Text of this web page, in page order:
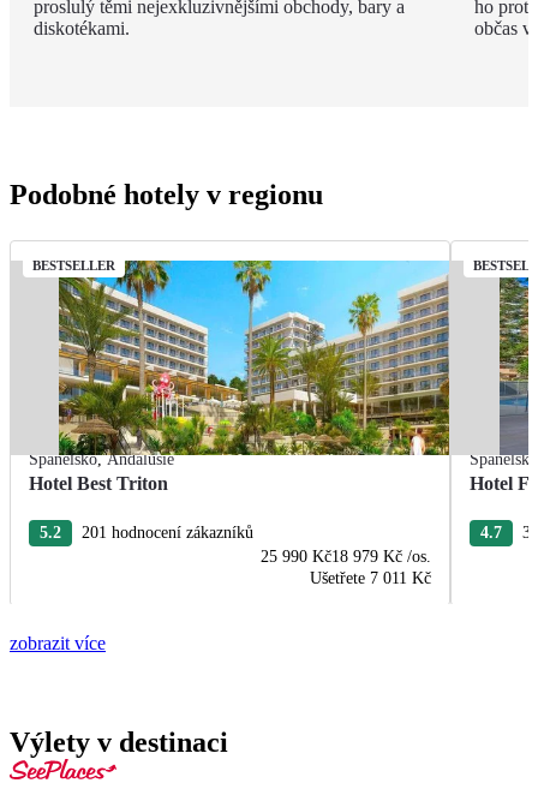
proslulý těmi nejexkluzivnějšími obchody, bary a
diskotékami.
ho
občas
Podobné hotely v regionu
BESTSELLER
Španělsko,Andalusie
Hotel Best Triton
5.2
201 hodnocení zákazníků
25 990 Kč18 979 Kč /os.
Ušetřete 7 011 Kč
Španělsko
Hotel
4.7
zobrazit více
Výlety v destinaci